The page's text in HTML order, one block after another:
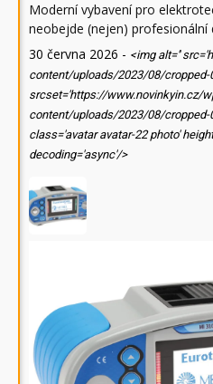
Moderní vybavení pro
neobejde (nejen) profesionální
30 června 2026 - <img alt=''
content/uploads/2023/08/cropped-
srcset='https://www.novinkyin.cz/
content/uploads/2023/08/cropped-
class='avatar avatar-22 photo'
decoding='async'/>